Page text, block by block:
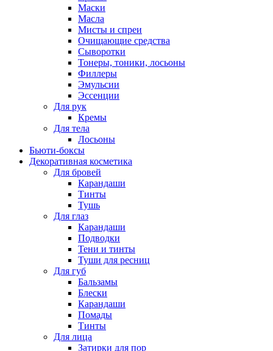
Маски
Масла
Мисты и спреи
Очищающие средства
Сыворотки
Тонеры, тоники, лосьоны
Филлеры
Эмульсии
Эссенции
Для рук
Кремы
Для тела
Лосьоны
Бьюти-боксы
Декоративная косметика
Для бровей
Карандаши
Тинты
Тушь
Для глаз
Карандаши
Подводки
Тени и тинты
Туши для ресниц
Для губ
Бальзамы
Блески
Карандаши
Помады
Тинты
Для лица
Затирки для пор